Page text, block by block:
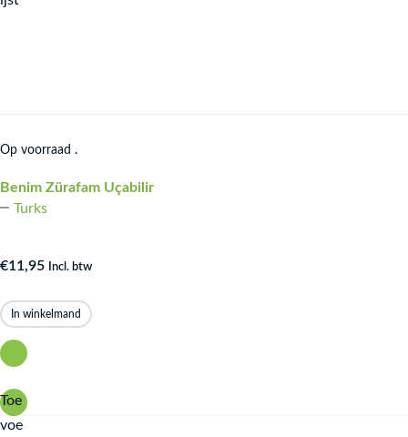
Op voorraad .
Benim Zürafam Uçabilir
Turks
€11,95 Incl. btw
In winkelmand
Toe
voe